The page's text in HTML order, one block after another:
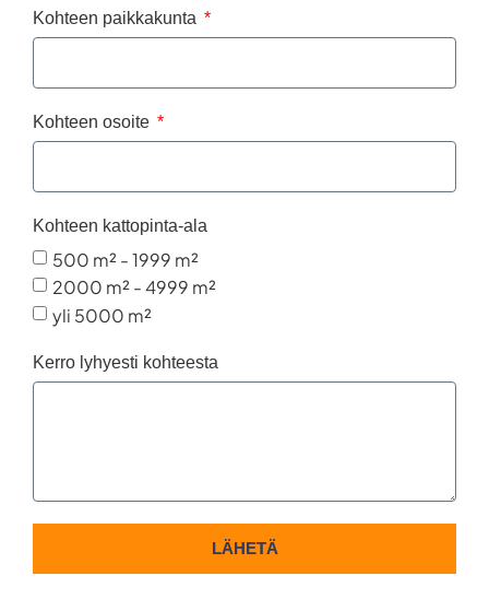
Kohteen paikkakunta
Kohteen osoite
Kohteen kattopinta-ala
500 m² - 1999 m²
2000 m² - 4999 m²
yli 5000 m²
Kerro lyhyesti kohteesta
LÄHETÄ